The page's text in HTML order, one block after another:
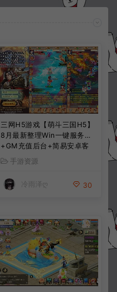
三网H5游戏【萌斗三国H5】
8月最新整理Win一键服务端
+GM充值后台+简易安卓客
户端+详细搭建教程+视频教
手游资源
冷雨泽ღ 30